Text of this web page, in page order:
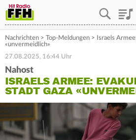
Nachrichten > Top-Meldungen >
Israels
«unvermeidlich»
27.08.2025, 16:44 Uhr
Nahost
ISRAELS ARMEE:
STADT GAZA